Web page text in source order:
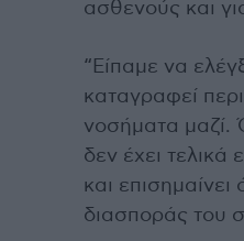
ασθενούς και
“Είπαμε να
καταγραφεί
νοσήματα μαζί.
δεν έχει
και επισημαίνει
διασποράς του